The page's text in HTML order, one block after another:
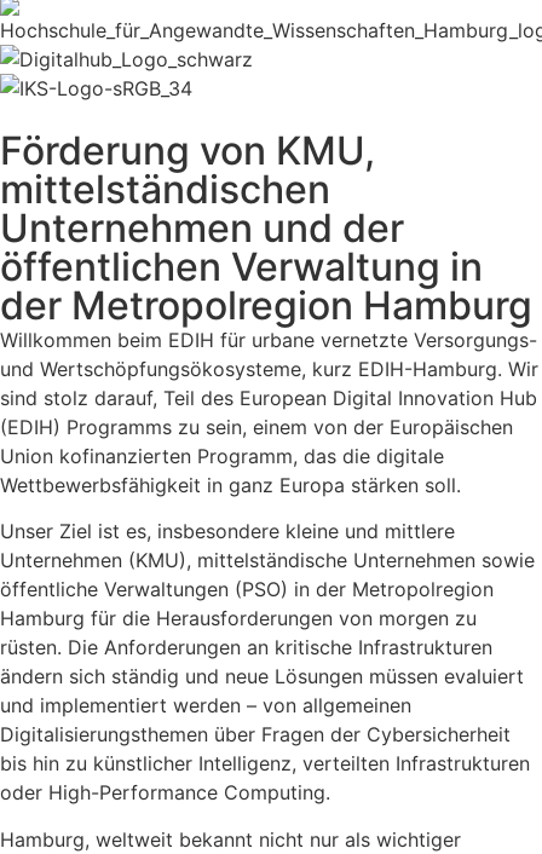
Förderung von KMU,
mittelständischen
Unternehmen und der
öffentlichen Verwaltung in
der Metropolregion Hamburg
Willkommen beim EDIH für urbane vernetzte Versorgungs-
und Wertschöpfungsökosysteme, kurz EDIH-Hamburg. Wir
sind stolz darauf, Teil des European Digital Innovation Hub
(EDIH) Programms zu sein, einem von der Europäischen
Union kofinanzierten Programm, das die digitale
Wettbewerbsfähigkeit in ganz Europa stärken soll.
Unser Ziel ist es, insbesondere kleine und mittlere
Unternehmen (KMU), mittelständische Unternehmen sowie
öffentliche Verwaltungen (PSO) in der Metropolregion
Hamburg für die Herausforderungen von morgen zu
rüsten. Die Anforderungen an kritische Infrastrukturen
ändern sich ständig und neue Lösungen müssen evaluiert
und implementiert werden – von allgemeinen
Digitalisierungsthemen über Fragen der Cybersicherheit
bis hin zu künstlicher Intelligenz, verteilten Infrastrukturen
oder High-Performance Computing.
Hamburg, weltweit bekannt nicht nur als wichtiger